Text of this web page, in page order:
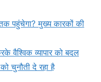
पहुंचेगा? मुख्य कारकों की
वैश्विक व्यापार को बदल
चुनौती दे रहा है